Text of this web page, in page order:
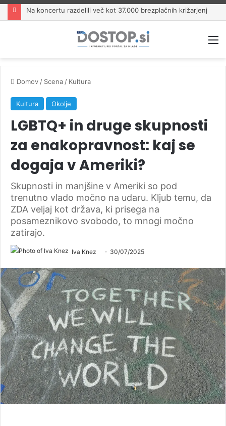
Na koncertu razdelili več kot 37.000 brezplačnih križarjenj
Domov / Scena / Kultura
Kultura Okolje
LGBTQ+ in druge skupnosti
za enakopravnost: kaj se
dogaja v Ameriki?
Skupnosti in manjšine v Ameriki so pod
trenutno vlado močno na udaru. Kljub temu, da
ZDA veljaj kot država, ki prisega na
posameznikovo svobodo, to mnogi močno
zatirajo.
Iva Knez 30/07/2025